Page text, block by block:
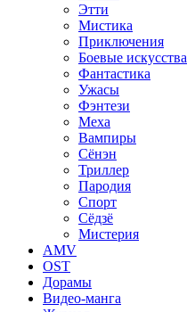
Этти
Мистика
Приключения
Боевые искусства
Фантастика
Ужасы
Фэнтези
Меха
Вампиры
Сёнэн
Триллер
Пародия
Спорт
Сёдзё
Мистерия
AMV
OST
Дорамы
Видео-манга